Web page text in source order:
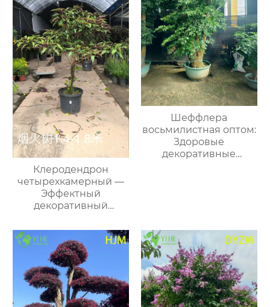
Клеродендрон
четырехкамерный —
Эффектный
декоративный
кустарник, розово-
белые цветы, для
дома, сада, оптом.
Шеффлера
восьмилистная оптом:
Здоровые
декоративные